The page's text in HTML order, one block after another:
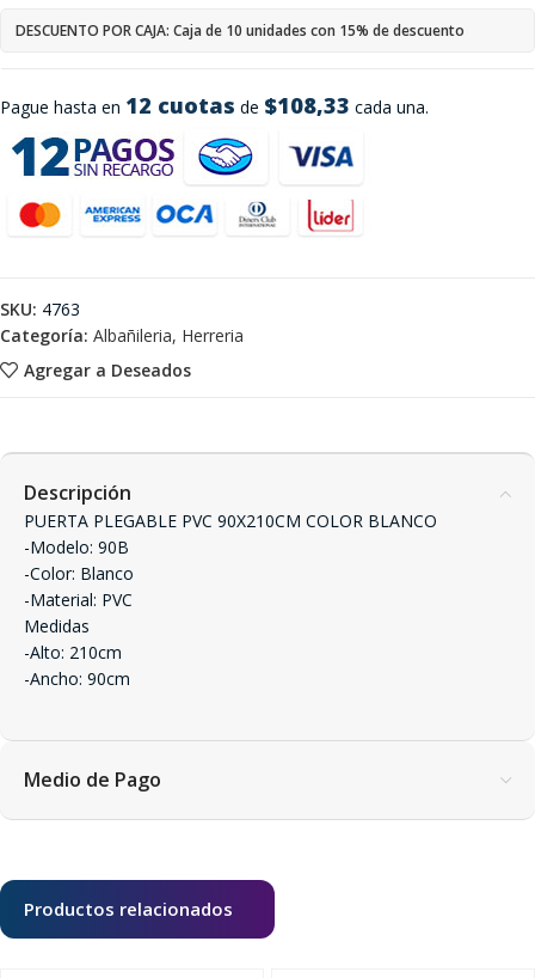
Pague hasta en 12 cuotas de $108,33 cada una.
DESCUENTO POR CAJA: Caja de 10 unidades con 15% de descuento
Agregar a Deseados
SKU: 4763
Categoría: Albañileria, Herreria
Descripción
PUERTA PLEGABLE PVC 90X210CM COLOR BLANCO
-Modelo: 90B
-Color: Blanco
-Material: PVC
Medidas
-Alto: 210cm
-Ancho: 90cm
Medio de Pago
Productos relacionados